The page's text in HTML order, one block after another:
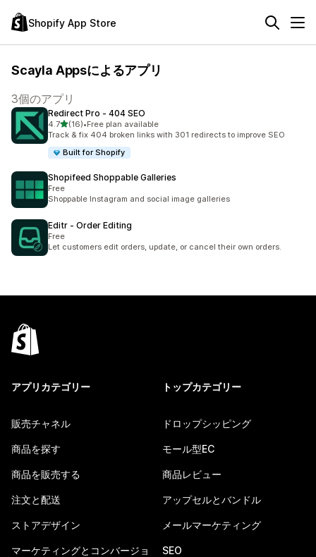
Shopify App Store
Scayla Appsによるアプリ
3個のアプリ
Redirect Pro ‑ 404 SEO
4.75つ星中
(16)
合計レビュー数：16件
•Free plan available
Track & fix 404 broken links with 301 redirects to improve SEO
Built for Shopify
Shopifeed Shoppable Galleries
Free
Shoppable Instagram and social image galleries
Editr ‑ Order Editing
Free
Let customers edit orders, update, or cancel their own orders.
アプリカテゴリー
販売チャネル
商品を探す
商品を販売する
注文と配送
ストアデザイン
マーケティングとコンバージョ
トップカテゴリー
ドロップシッピング
モール型EC
商品レビュー
アップセルとバンドル
メールマーケティング
SEO